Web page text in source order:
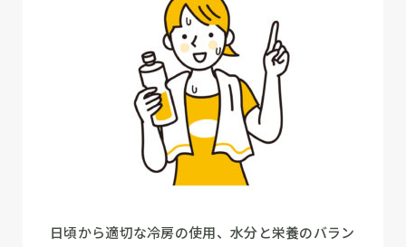
日頃から適切な冷房の使用、水分と栄養のバラン